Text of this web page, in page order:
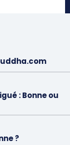
: Bonne ou
?